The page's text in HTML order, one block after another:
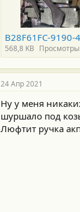
568,8 KB
24 Апр 2021
Ну у меня
шуршало под
Люфтит ручка